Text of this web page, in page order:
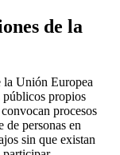
de la
la Unión Europea
públicos propios
procesos
de personas en
sin que existan